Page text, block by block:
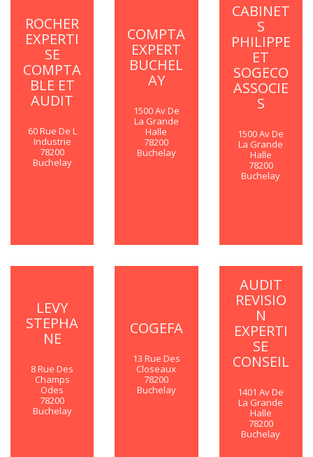
ROCHER
EXPERTI
SE
COMPTA
BLE ET
AUDIT
60 Rue De L
Industrie
78200
Buchelay
COMPTA
EXPERT
BUCHEL
AY
1500 Av De
La Grande
Halle
78200
Buchelay
CABINET
S
PHILIPPE
ET
SOGECO
ASSOCIE
S
1500 Av De
La Grande
Halle
78200
Buchelay
LEVY
STEPHA
NE
8 Rue Des
Champs
Odes
78200
Buchelay
COGEFA
13 Rue Des
Closeaux
78200
Buchelay
AUDIT
REVISIO
N
EXPERTI
SE
CONSEIL
1401 Av De
La Grande
Halle
78200
Buchelay